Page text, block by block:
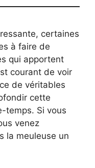
certaines
à faire de
qui apportent
courant de voir
de véritables
cette
temps. Si vous
venez
la meuleuse un